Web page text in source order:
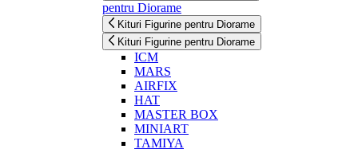
pentru Diorame
Kituri Figurine pentru Diorame
Kituri Figurine pentru Diorame
ICM
MARS
AIRFIX
HAT
MASTER BOX
MINIART
TAMIYA